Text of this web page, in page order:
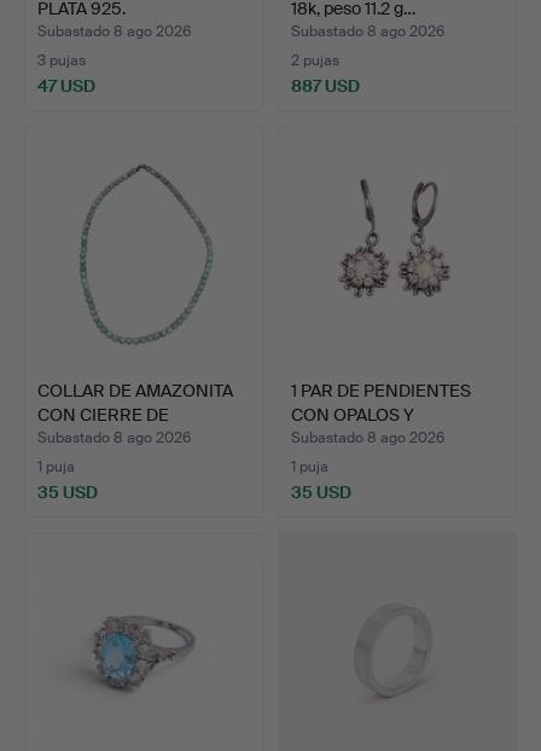
PLATA 925.
Subastado 8 ago 2026
3 pujas
47 USD
18k, peso 11.2 g…
Subastado 8 ago 2026
2 pujas
887 USD
COLLAR DE AMAZONITA
CON CIERRE DE
MOSQUETÓ…
Subastado 8 ago 2026
1 puja
35 USD
1 PAR DE PENDIENTES
CON OPALOS Y
PEDRERÍA.
Subastado 8 ago 2026
1 puja
35 USD